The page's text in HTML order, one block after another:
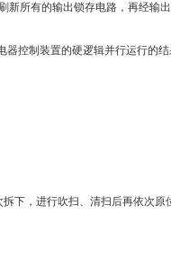
新所有的输出锁存电路，再经输
控制装置的硬逻辑并行运行的
下，进行吹扫、清扫后再依次原